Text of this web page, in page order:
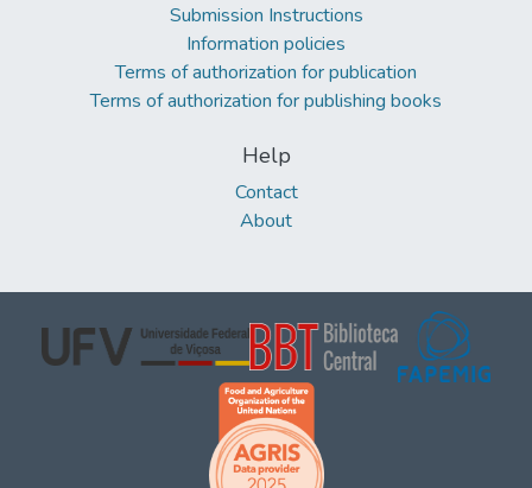
Submission Instructions
Information policies
Terms of authorization for publication
Terms of authorization for publishing books
Help
Contact
About